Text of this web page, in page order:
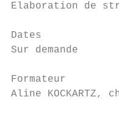
Elaboration de
Dates
Sur
Formateur
Aline